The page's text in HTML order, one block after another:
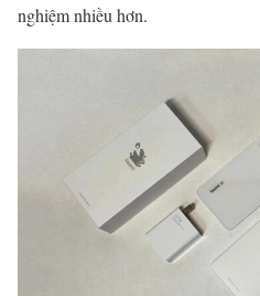
nghiệm nhiều hơn.